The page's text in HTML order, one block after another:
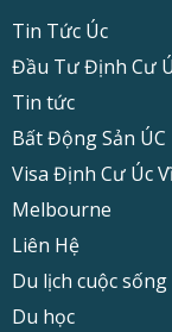
Tin Tức Úc
Đầu Tư Định Cư
Tin tức
Bất Động Sản ÚC
Visa Định Cư Úc
Melbourne
Liên Hệ
Du lịch cuộc sống
Du học